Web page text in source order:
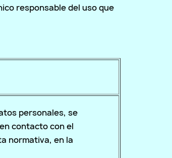
responsable del uso que
personales, se
contacto con el
normativa, en la